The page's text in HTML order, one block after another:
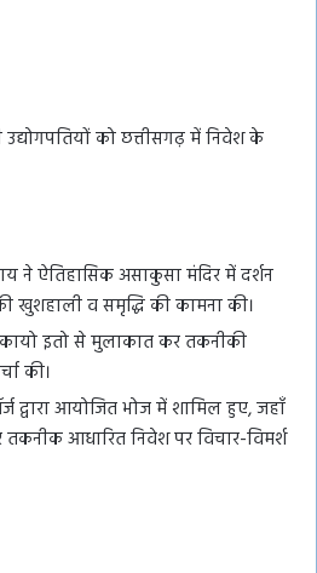
उद्योगपतियों को छत्तीसगढ़ में निवेश के
ने ऐतिहासिक असाकुसा मंदिर में दर्शन
खुशहाली व समृद्धि की कामना की।
इतो से मुलाकात कर तकनीकी
की।
द्वारा आयोजित भोज में शामिल हुए, जहाँ
आधारित निवेश पर विचार-विमर्श